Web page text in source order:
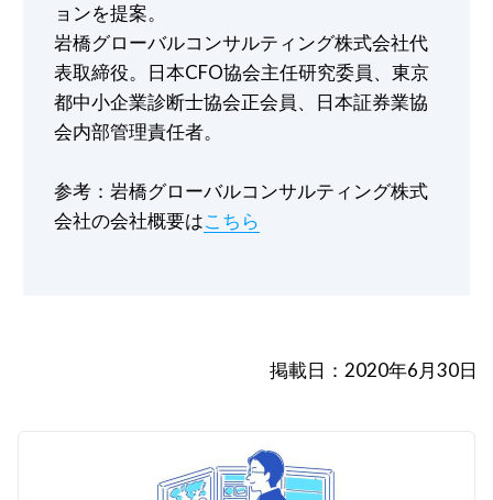
ョンを提案。
岩橋グローバルコンサルティング株式会社代
表取締役。日本CFO協会主任研究委員、東京
都中小企業診断士協会正会員、日本証券業協
会内部管理責任者。
参考：岩橋グローバルコンサルティング株式
会社の会社概要はこちら
掲載日：2020年6月30日